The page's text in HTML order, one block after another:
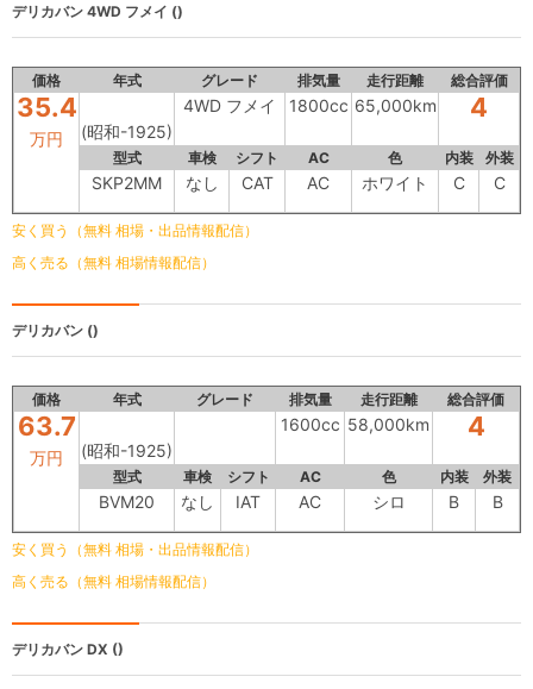
デリカバン 4WD フメイ ()
価格 年式 グレード 排気量 走行距離 総合評価
35.4
万円 (昭和-1925)
4WD フメイ 1800cc 65,000km 4
型式 車検 シフト AC 色 内装 外装
SKP2MM なし CAT AC ホワイト C C
安く買う（無料 相場・出品情報配信）
高く売る（無料 相場情報配信）
デリカバン ()
価格 年式 グレード 排気量 走行距離 総合評価
63.7
万円 (昭和-1925)
1600cc 58,000km 4
型式 車検 シフト AC 色 内装 外装
BVM20 なし IAT AC シロ B B
安く買う（無料 相場・出品情報配信）
高く売る（無料 相場情報配信）
デリカバン DX ()